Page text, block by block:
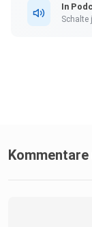
In
Schalte
Kommentare